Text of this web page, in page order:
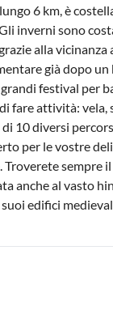
6 km, è
inverni sono
alla vicinanza
già dopo un
festival per
fare attività: vela,
10 diversi
per le vostre
Troverete sempre
anche al vasto
edifici